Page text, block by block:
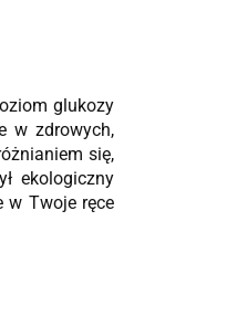
glukozy
w zdrowych,
się,
ekologiczny
w Twoje ręce